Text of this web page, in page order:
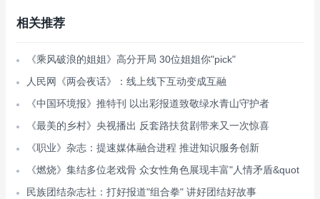
相关推荐
《乘风破浪的姐姐》高分开局 30位姐姐你"pick"
人民网《两会夜话》：线上线下互动变成互融
《中国环境报》推特刊 以出彩报道致敬绿水青山守护者
《最美的乡村》央视播出 反套路扶贫剧带来又一次惊喜
《职业》杂志：提速媒体融合进程 推进知识服务创新
《燃烧》集结多位老戏骨 众女性角色展现丰富"人情矛盾&quot
民族团结杂志社：打好报道"组合拳" 讲好团结好故事